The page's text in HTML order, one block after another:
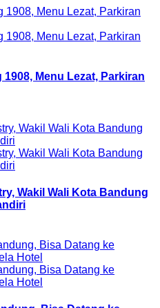
Menu Lezat, Parkiran
Wakil Wali Kota Bandung